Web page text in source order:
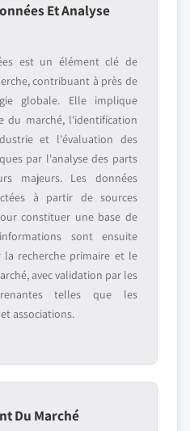
Et Analyse
est un élément clé de
contribuant à près de
globale. Elle implique
du marché, l'identification
et l'évaluation des
par l'analyse des parts
majeurs. Les données
à partir de sources
constituer une base de
sont ensuite
recherche primaire et le
avec validation par les
telles que les
associations.
Du Marché